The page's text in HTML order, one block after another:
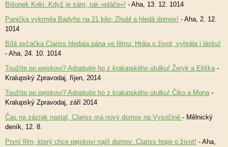
Bišonek Koki: Když je sám, tak »pláče«! - Aha, 13. 12. 1014
Panička vykrmila Badyho na 21 kilo: Zhubl a hledá domov! - Aha, 2. 12.
1014
Bílá ovčačka Clariss hledala pána ve filmu: Hrála o život, vyhrála i lásku!
- Aha, 24. 10. 1014
Toužíte po pejskovi? Adoptujte ho z kralupského útulku! Žeryk a Eliška-
Kralupský Zpravodaj, říjen, 2014
Toužíte po pejskovi? Adoptujte ho z kralupského útulku! Čiko a Mona-
Kralupský Zpravodaj, září 2014
Čas na zázrak nastal, Clariss má nový domov na Vysočině - Mělnický
deník, 12. 8.
První film, který chce pejskovi najít domov: Clariss hraje o život! - Aha,